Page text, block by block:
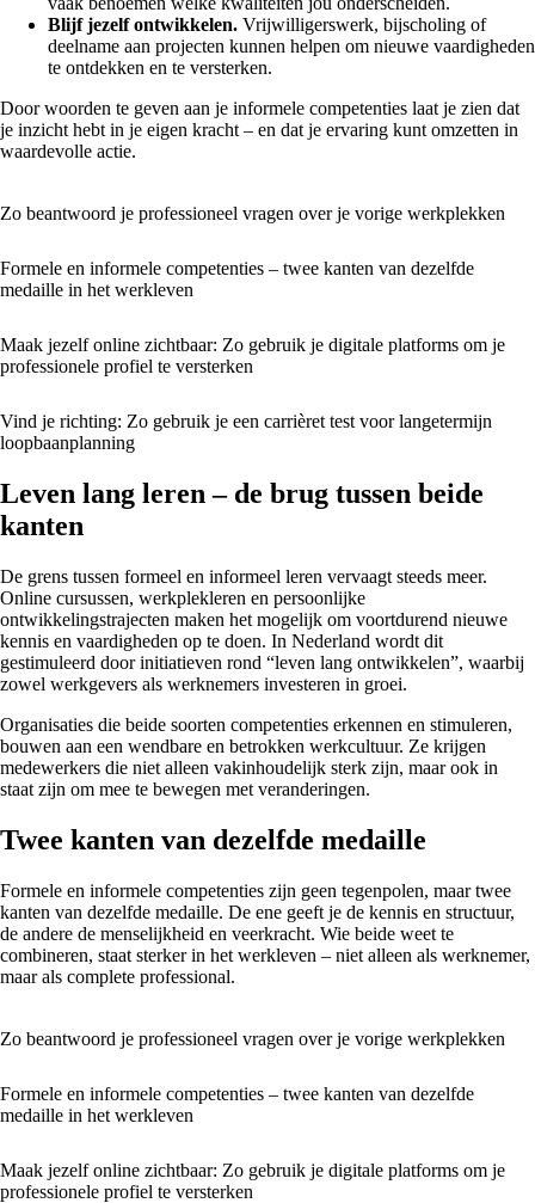
Blijf jezelf ontwikkelen. Vrijwilligerswerk, bijscholing of
deelname aan projecten kunnen helpen om nieuwe vaardigheden
te ontdekken en te versterken.
Door woorden te geven aan je informele competenties laat je zien dat
je inzicht hebt in je eigen kracht – en dat je ervaring kunt omzetten in
waardevolle actie.
Zo beantwoord je professioneel vragen over je vorige werkplekken
Formele en informele competenties – twee kanten van dezelfde
medaille in het werkleven
Maak jezelf online zichtbaar: Zo gebruik je digitale platforms om je
professionele profiel te versterken
Vind je richting: Zo gebruik je een carrièret test voor langetermijn
loopbaanplanning
Leven lang leren – de brug tussen beide
kanten
De grens tussen formeel en informeel leren vervaagt steeds meer.
Online cursussen, werkplekleren en persoonlijke
ontwikkelingstrajecten maken het mogelijk om voortdurend nieuwe
kennis en vaardigheden op te doen. In Nederland wordt dit
gestimuleerd door initiatieven rond “leven lang ontwikkelen”, waarbij
zowel werkgevers als werknemers investeren in groei.
Organisaties die beide soorten competenties erkennen en stimuleren,
bouwen aan een wendbare en betrokken werkcultuur. Ze krijgen
medewerkers die niet alleen vakinhoudelijk sterk zijn, maar ook in
staat zijn om mee te bewegen met veranderingen.
Twee kanten van dezelfde medaille
Formele en informele competenties zijn geen tegenpolen, maar twee
kanten van dezelfde medaille. De ene geeft je de kennis en structuur,
de andere de menselijkheid en veerkracht. Wie beide weet te
combineren, staat sterker in het werkleven – niet alleen als werknemer,
maar als complete professional.
Zo beantwoord je professioneel vragen over je vorige werkplekken
Formele en informele competenties – twee kanten van dezelfde
medaille in het werkleven
Maak jezelf online zichtbaar: Zo gebruik je digitale platforms om je
professionele profiel te versterken